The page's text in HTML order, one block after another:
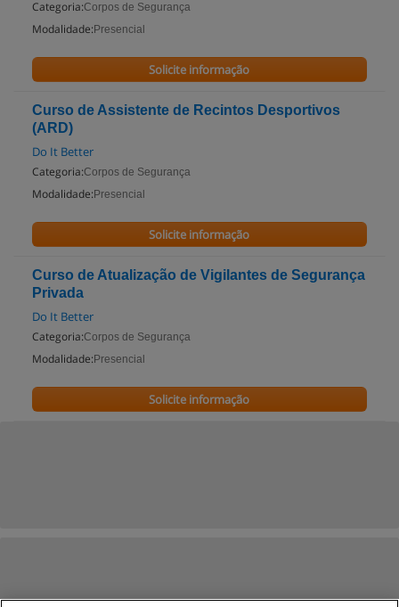
Categoria:Corpos de Segurança
Modalidade: Presencial
Solicite informação
Curso de Assistente de Recintos Desportivos
(ARD)
Do It Better
Categoria:Corpos de Segurança
Modalidade: Presencial
Solicite informação
Curso de Atualização de Vigilantes de Segurança
Privada
Do It Better
Categoria:Corpos de Segurança
Modalidade: Presencial
Solicite informação